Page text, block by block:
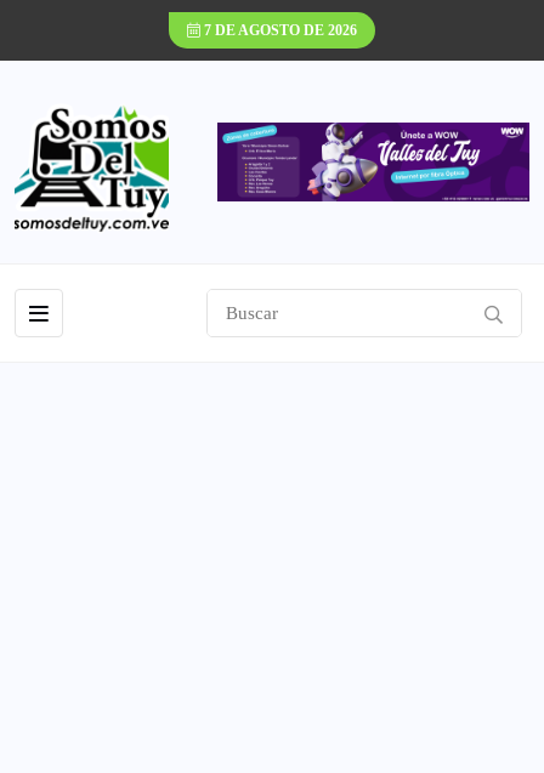
7 DE AGOSTO DE 2026